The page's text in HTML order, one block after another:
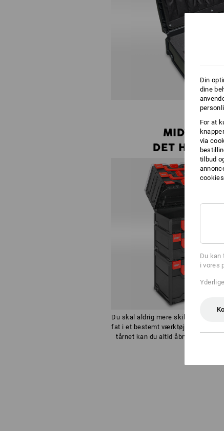
MIDT I
DET HELE
Du skal aldrig mere skille et tårn ad
fat i et bestemt værktøj - med
tårnet kan du altid åbne hver
Din
dine
For at
via
tilbud
Du kan
i vores